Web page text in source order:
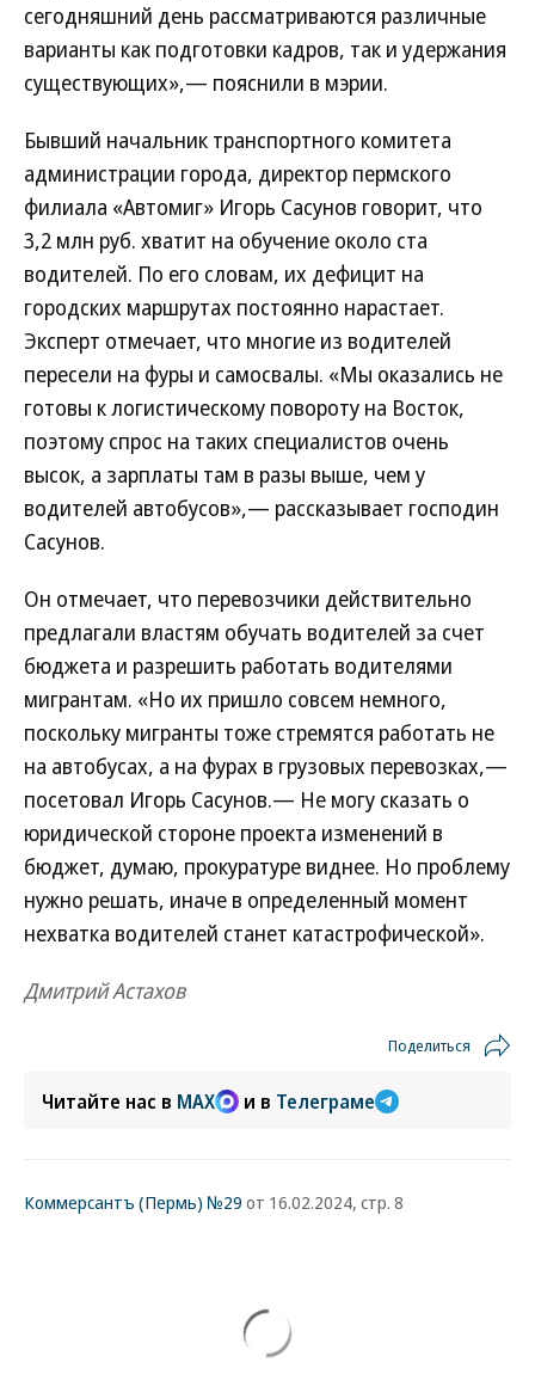
сегодняшний день рассматриваются различные
варианты как подготовки кадров, так и удержания
существующих»,— пояснили в мэрии.
Бывший начальник транспортного комитета
администрации города, директор пермского
филиала «Автомиг» Игорь Сасунов говорит, что
3,2 млн руб. хватит на обучение около ста
водителей. По его словам, их дефицит на
городских маршрутах постоянно нарастает.
Эксперт отмечает, что многие из водителей
пересели на фуры и самосвалы. «Мы оказались не
готовы к логистическому повороту на Восток,
поэтому спрос на таких специалистов очень
высок, а зарплаты там в разы выше, чем у
водителей автобусов»,— рассказывает господин
Сасунов.
Он отмечает, что перевозчики действительно
предлагали властям обучать водителей за счет
бюджета и разрешить работать водителями
мигрантам. «Но их пришло совсем немного,
поскольку мигранты тоже стремятся работать не
на автобусах, а на фурах в грузовых перевозках,—
посетовал Игорь Сасунов.— Не могу сказать о
юридической стороне проекта изменений в
бюджет, думаю, прокуратуре виднее. Но проблему
нужно решать, иначе в определенный момент
нехватка водителей станет катастрофической».
Дмитрий Астахов
Поделиться
Читайте нас в MAX и в Телеграме
Коммерсантъ (Пермь) №29 от 16.02.2024, стр. 8